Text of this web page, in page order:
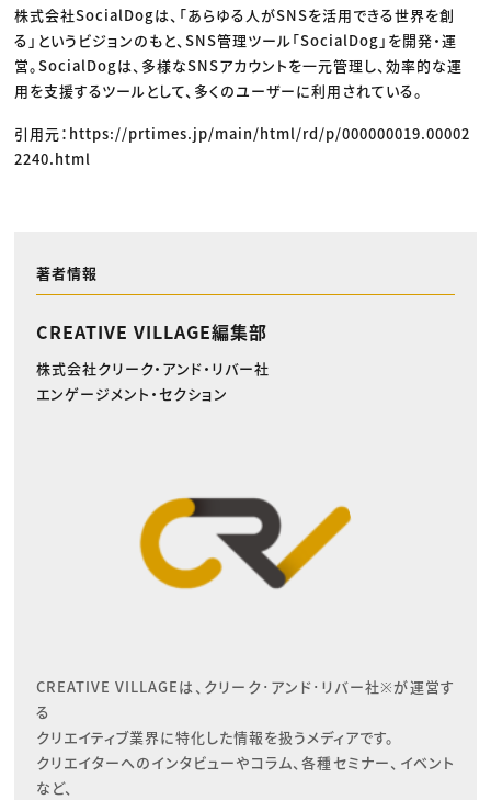
株式会社SocialDogは、「あらゆる人がSNSを活用できる世界を創
る」というビジョンのもと、SNS管理ツール「SocialDog」を開発・運
営。SocialDogは、多様なSNSアカウントを一元管理し、効率的な運
用を支援するツールとして、多くのユーザーに利用されている。
引用元：https://prtimes.jp/main/html/rd/p/000000019.00002
2240.html
著者情報
CREATIVE VILLAGE編集部
株式会社クリーク・アンド・リバー社
エンゲージメント・セクション
CREATIVE VILLAGEは、クリーク･アンド･リバー社※が運営す
る
クリエイティブ業界に特化した情報を扱うメディアです。
クリエイターへのインタビューやコラム、各種セミナー、イベント
など、